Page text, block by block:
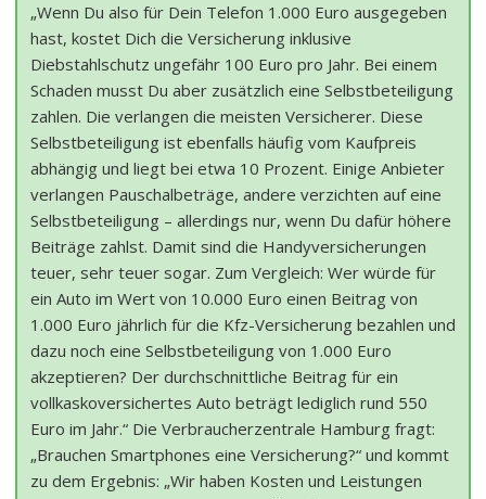
„Wenn Du also für Dein Telefon 1.000 Euro ausgegeben
hast, kostet Dich die Versicherung inklusive
Diebstahlschutz ungefähr 100 Euro pro Jahr. Bei einem
Schaden musst Du aber zusätzlich eine Selbstbeteiligung
zahlen. Die verlangen die meisten Versicherer. Diese
Selbstbeteiligung ist ebenfalls häufig vom Kaufpreis
abhängig und liegt bei etwa 10 Prozent. Einige Anbieter
verlangen Pauschalbeträge, andere verzichten auf eine
Selbstbeteiligung – allerdings nur, wenn Du dafür höhere
Beiträge zahlst. Damit sind die Handyversicherungen
teuer, sehr teuer sogar. Zum Vergleich: Wer würde für
ein Auto im Wert von 10.000 Euro einen Beitrag von
1.000 Euro jährlich für die Kfz-Versicherung bezahlen und
dazu noch eine Selbstbeteiligung von 1.000 Euro
akzeptieren? Der durchschnittliche Beitrag für ein
vollkaskoversichertes Auto beträgt lediglich rund 550
Euro im Jahr.“ Die Verbraucherzentrale Hamburg fragt:
„Brauchen Smartphones eine Versicherung?“ und kommt
zu dem Ergebnis: „Wir haben Kosten und Leistungen